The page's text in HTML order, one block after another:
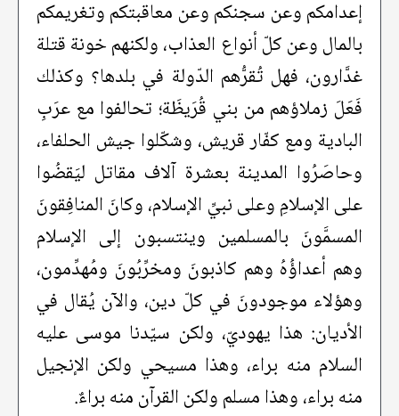
إعدامكم وعن سجنكم وعن معاقبتكم وتغريمكم
بالمال وعن كلّ أنواع العذاب، ولكنهم خونة قتلة
غدَّارون، فهل تُقرُّهم الدّولة في بلدها؟ وكذلك
فَعَلَ زملاؤهم من بني قُرَيظَة؛ تحالفوا مع عرَبِ
البادية ومع كفّار قريش، وشكّلوا جيش الحلفاء،
وحاصَرُوا المدينة بعشرة آلاف مقاتل ليَقضُوا
على الإسلامِ وعلى نبيِّ الإسلام، وكانَ المنافِقونَ
المسمَّونَ بالمسلمين وينتسبون إلى الإسلام
وهم أعداؤُهُ وهم كاذبونَ ومخرِّبُونَ ومُهدِّمون،
وهؤلاء موجودونَ في كلّ دين، والآن يُقال في
الأديان: هذا يهوديّ، ولكن سيّدنا موسى عليه
السلام منه براء، وهذا مسيحي ولكن الإنجيل
منه براء، وهذا مسلم ولكن القرآن منه براءٌ.